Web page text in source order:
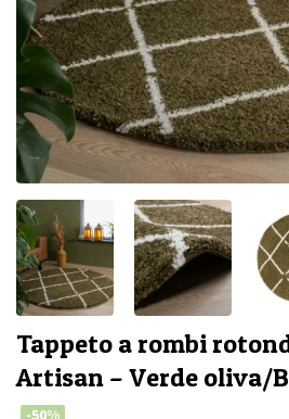
Tappeto a rombi
Artisan – Verde oliva/
-50%